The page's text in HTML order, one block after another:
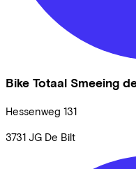
Bike Totaal Smeeing
Hessenweg 131
3731 JG De Bilt